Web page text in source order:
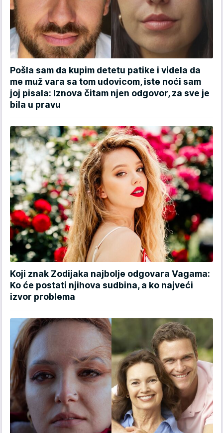
Pošla sam da kupim detetu patike i videla da
me muž vara sa tom udovicom, iste noći sam
joj pisala: Iznova čitam njen odgovor, za sve je
bila u pravu
Koji znak Zodijaka najbolje odgovara Vagama:
Ko će postati njihova sudbina, a ko najveći
izvor problema